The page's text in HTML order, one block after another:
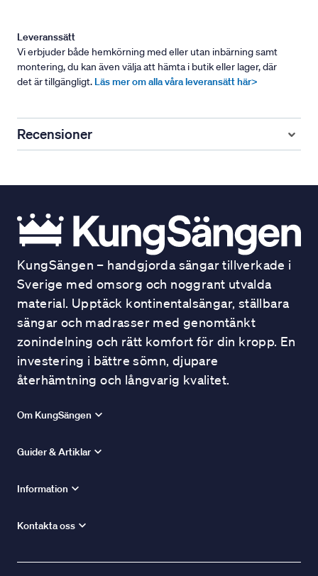
Leveranssätt
Vi erbjuder både hemkörning med eller utan inbärning samt
montering, du kan även välja att hämta i butik eller lager, där
det är tillgängligt. Läs mer om alla våra leveransätt här>
Recensioner
KungSängen – handgjorda sängar tillverkade i
Sverige med omsorg och noggrant utvalda
material. Upptäck kontinentalsängar, ställbara
sängar och madrasser med genomtänkt
zonindelning och rätt komfort för din kropp. En
investering i bättre sömn, djupare
återhämtning och långvarig kvalitet.
Om KungSängen
Guider & Artiklar
Information
Kontakta oss